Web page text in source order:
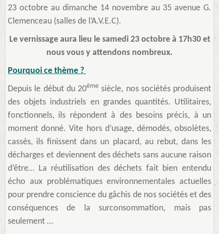
23 octobre au dimanche 14 novembre au 35 avenue G.
Clemenceau (salles de l’A.V.E.C).
Le vernissage aura lieu le samedi 23 octobre à 17h30 et
nous vous y attendons nombreux.
Pourquoi ce thème ?
Depuis le début du 20ème siècle, nos sociétés produisent
des objets industriels en grandes quantités. Utilitaires,
fonctionnels, ils répondent à des besoins précis, à un
moment donné. Vite hors d’usage, démodés, obsolètes,
cassés, ils finissent dans un placard, au rebut, dans les
décharges et deviennent des déchets sans aucune raison
d’être… La réutilisation des déchets fait bien entendu
écho aux problématiques environnementales actuelles
pour prendre conscience du gâchis de nos sociétés et des
conséquences de la surconsommation, mais pas
seulement …